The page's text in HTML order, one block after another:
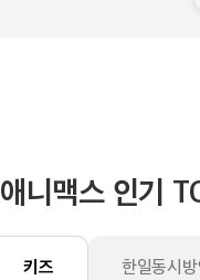
09:30백앤아: 고
애니맥스 인기
키즈 한일동시방